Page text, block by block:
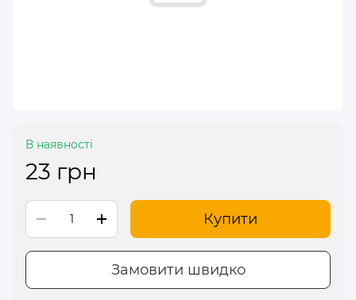
В наявності
23 грн
Купити
Замовити швидко